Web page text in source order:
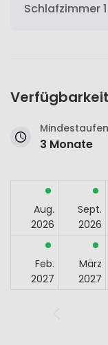
Schlafzimmer 1
Verfügbarkeit
3 Monate
Aug.
2026
Sept.
2026
Feb.
2027
März
2027